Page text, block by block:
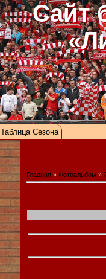
Сайт
Таблица Сезона
Главная » Фотоальбом »